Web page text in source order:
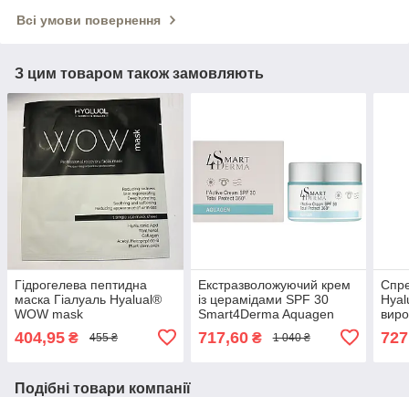
Всі умови повернення
З цим товаром також замовляють
Гідрогелева пептидна
маска Гіалуаль Hyalual®
WOW mask
404,95 ₴ 455 ₴
Екстразволожуючий крем
із церамідами SPF 30
Smart4Derma Aquagen
Active Cream Total Protect
360-50мл
717,60₴ 1 040 ₴
Подібні товари компанії